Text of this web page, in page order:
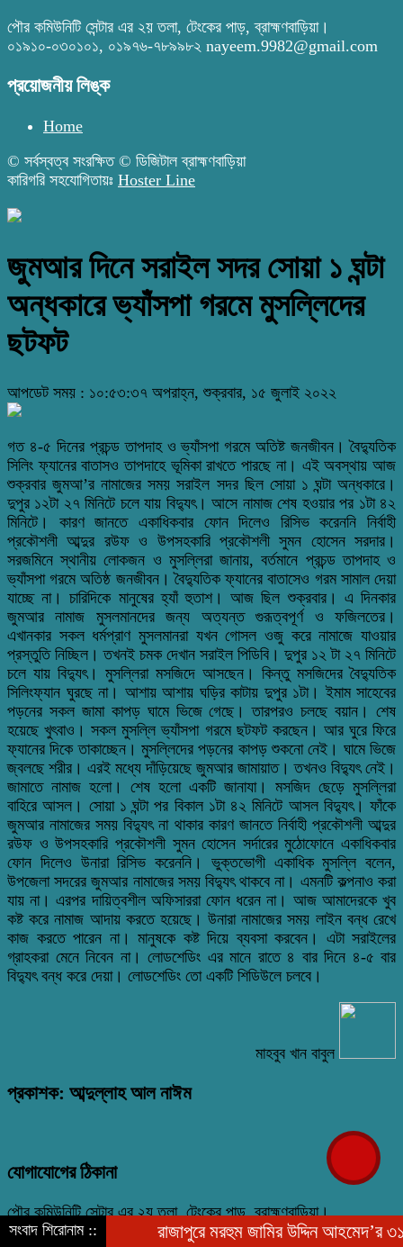
পৌর কমিউনিটি সেন্টার এর ২য় তলা, টেংকের পাড়, ব্রাহ্মণবাড়িয়া।
০১৯১০-০৩০১০১, ০১৯৭৬-৭৮৯৯৮২ nayeem.9982@gmail.com
প্রয়োজনীয় লিঙ্ক
Home
© সর্বস্বত্ব সংরক্ষিত © ডিজিটাল ব্রাহ্মণবাড়িয়া
কারিগরি সহযোগিতায়ঃ Hoster Line
সংবাদ শিরোনাম :: রাজাপুরে মরহুম জামির উদ্দিন আহমেদ’র ৩১ তম
জুমআর দিনে সরাইল সদর সোয়া ১ ঘন্টা
অন্ধকারে ভ্যাঁসপা গরমে মুসল্লিদের
ছটফট
আপডেট সময় : ১০:৫৩:৩৭ অপরাহ্ন, শুক্রবার, ১৫ জুলাই ২০২২
গত ৪-৫ দিনের প্রচন্ড তাপদাহ ও ভ্যাঁসপা গরমে অতিষ্ট জনজীবন। বৈদ্যুতিক
সিলিং ফ্যানের বাতাসও তাপদাহে ভূমিকা রাখতে পারছে না। এই অবস্থায় আজ
শুক্রবার জুমআ’র নামাজের সময় সরাইল সদর ছিল সোয়া ১ ঘন্টা অন্ধকারে।
দুপুর ১২টা ২৭ মিনিটে চলে যায় বিদ্যুৎ। আসে নামাজ শেষ হওয়ার পর ১টা ৪২
মিনিটে। কারণ জানতে একাধিকবার ফোন দিলেও রিসিভ করেননি নির্বাহী
প্রকৌশলী আব্দুর রউফ ও উপসহকারি প্রকৌশলী সুমন হোসেন সরদার।
সরজমিনে স্থানীয় লোকজন ও মুসল্লিরা জানায়, বর্তমানে প্রচন্ড তাপদাহ ও
ভ্যাঁসপা গরমে অতিষ্ঠ জনজীবন। বৈদ্যুতিক ফ্যানের বাতাসেও গরম সামাল দেয়া
যাচ্ছে না। চারিদিকে মানুষের হ্যাঁ হুতাশ। আজ ছিল শুক্রবার। এ দিনকার
জুমআর নামাজ মুসলমানদের জন্য অত্যন্ত গুরূত্বপূর্ণ ও ফজিলতের।
এখানকার সকল ধর্মপ্রাণ মুসলমানরা যখন গোসল ওজু করে নামাজে যাওয়ার
প্রস্তুতি নিচ্ছিল। তখনই চমক দেখান সরাইল পিডিবি। দুপুর ১২ টা ২৭ মিনিটে
চলে যায় বিদ্যুৎ। মুসল্লিরা মসজিদে আসছেন। কিন্তু মসজিদের বৈদ্যুতিক
সিলিংফ্যান ঘুরছে না। আশায় আশায় ঘড়ির কাটায় দুপুর ১টা। ইমাম সাহেবের
পড়নের সকল জামা কাপড় ঘামে ভিজে গেছে। তারপরও চলছে বয়ান। শেষ
হয়েছে খুৎবাও। সকল মুসল্লি ভ্যাঁসপা গরমে ছটফট করছেন। আর ঘুরে ফিরে
ফ্যানের দিকে তাকাচ্ছেন। মুসল্লিদের পড়নের কাপড় শুকনো নেই। ঘামে ভিজে
জ্বলছে শরীর। এরই মধ্যে দাঁড়িয়েছে জুমআর জামায়াত। তখনও বিদ্যুৎ নেই।
জামাতে নামাজ হলো। শেষ হলো একটি জানাযা। মসজিদ ছেড়ে মুসল্লিরা
বাহিরে আসল। সোয়া ১ ঘন্টা পর বিকাল ১টা ৪২ মিনিটে আসল বিদ্যুৎ। ফাঁকে
জুমআর নামাজের সময় বিদ্যুৎ না থাকার কারণ জানতে নির্বাহী প্রকৌশলী আব্দুর
রউফ ও উপসহকারি প্রকৌশলী সুমন হোসেন সর্দারের মুঠোফোনে একাধিকবার
ফোন দিলেও উনারা রিসিভ করেননি। ভুক্তভোগী একাধিক মুসল্লি বলেন,
উপজেলা সদরের জুমআর নামাজের সময় বিদ্যুৎ থাকবে না। এমনটি কল্পনাও করা
যায় না। এরপর দায়িত্বশীল অফিসাররা ফোন ধরেন না। আজ আমাদেরকে খুব
কষ্ট করে নামাজ আদায় করতে হয়েছে। উনারা নামাজের সময় লাইন বন্ধ রেখে
কাজ করতে পারেন না। মানুষকে কষ্ট দিয়ে ব্যবসা করবেন। এটা সরাইলের
গ্রাহকরা মেনে নিবেন না। লোডশেডিং এর মানে রাতে ৪ বার দিনে ৪-৫ বার
বিদ্যুৎ বন্ধ করে দেয়া। লোডশেডিং তো একটি শিডিউলে চলবে।
মাহবুব খান বাবুল
প্রকাশক: আব্দুল্লাহ আল নাঈম
যোগাযোগের ঠিকানা
পৌর কমিউনিটি সেন্টার এর ২য় তলা, টেংকের পাড়, ব্রাহ্মণবাড়িয়া।
০১৯১০-০৩০১০১, ০১৯৭৬-৭৮৯৯৮২ nayeem.9982@gmail.com